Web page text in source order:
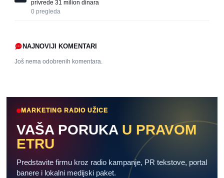
privrede 31 milion dinara
0 pregleda
NAJNOVIJI KOMENTARI
Još nema odobrenih komentara.
MARKETING RADIO UŽICE
VAŠA PORUKA U PRAVOM
ETRU
Predstavite firmu kroz radio kampanje, PR tekstove, portal
banere i lokalni medijski paket.